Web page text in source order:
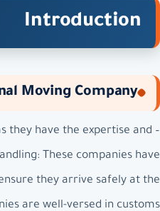
Introduction
Moving Company
they have the expertise and
These companies have
they arrive safely at the
are well-versed in customs